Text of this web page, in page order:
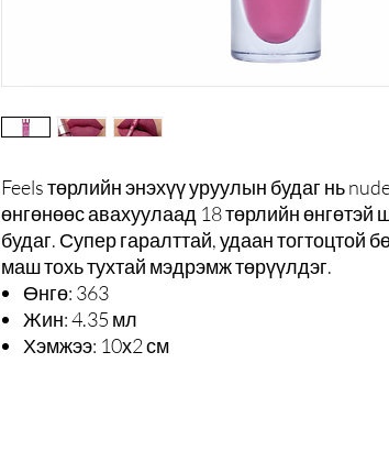
Feels төрлийн энэхүү уруулын будаг нь
өнгөнөөс авахуулаад 18 төрлийн өнгөтэй
будаг. Супер гаралттай, удаан тогтоцтой
маш тохь тухтай мэдрэмж төрүүлдэг.
Өнгө: 363
Жин: 4.35 мл
Хэмжээ: 10х2 см